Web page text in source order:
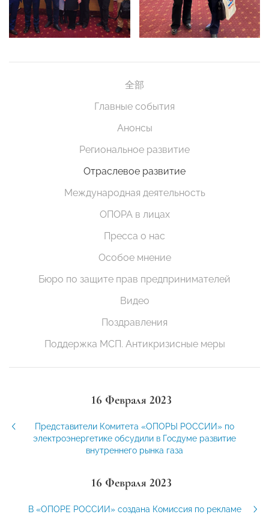
全部
Главные события
Анонсы
Региональное развитие
Отраслевое развитие
Международная деятельность
ОПОРА в лицах
Пресса о нас
Особое мнение
Бюро по защите прав предпринимателей
Видео
Поздравления
Поддержка МСП. Антикризисные меры
16 Февраля 2023
Представители Комитета «ОПОРЫ РОССИИ» по
электроэнергетике обсудили в Госдуме развитие
внутреннего рынка газа
16 Февраля 2023
В «ОПОРЕ РОССИИ» создана Комиссия по рекламе